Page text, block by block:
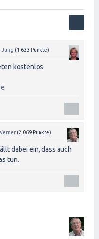
Jung (1,633 Punkte)
kostenlos
(2,069 Punkte)
dabei ein, dass auch
tun.